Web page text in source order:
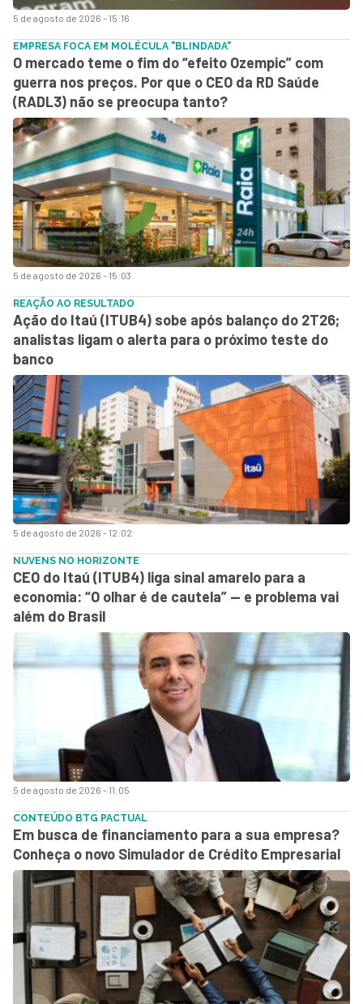
5 de agosto de 2026 - 15:16
5 de agosto de 2026 - 15:03
EMPRESA FOCA EM MOLÉCULA "BLINDADA"
O mercado teme o fim do “efeito Ozempic” com
guerra nos preços. Por que o CEO da RD Saúde
(RADL3) não se preocupa tanto?
5 de agosto de 2026 - 12:02
REAÇÃO AO RESULTADO
Ação do Itaú (ITUB4) sobe após balanço do 2T26;
analistas ligam o alerta para o próximo teste do
banco
5 de agosto de 2026 - 11:05
NUVENS NO HORIZONTE
CEO do Itaú (ITUB4) liga sinal amarelo para a
economia: “O olhar é de cautela” — e problema vai
além do Brasil
CONTEÚDO BTG PACTUAL
Em busca de financiamento para a sua empresa?
Conheça o novo Simulador de Crédito Empresarial